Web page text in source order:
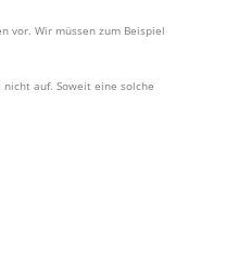
vor. Wir müssen zum Beispiel
auf. Soweit eine solche